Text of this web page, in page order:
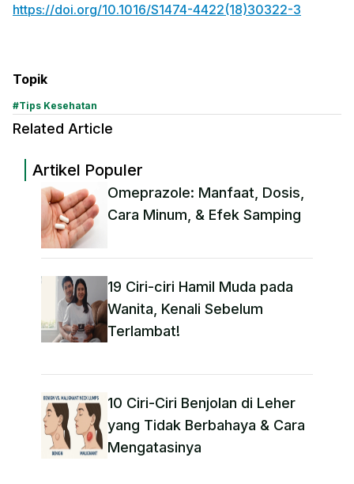
https://doi.org/10.1016/S1474-4422(18)30322-3
Topik
#Tips Kesehatan
Related Article
Artikel Populer
Omeprazole: Manfaat, Dosis,
Cara Minum, & Efek Samping
19 Ciri-ciri Hamil Muda pada
Wanita, Kenali Sebelum
Terlambat!
10 Ciri-Ciri Benjolan di Leher
yang Tidak Berbahaya & Cara
Mengatasinya